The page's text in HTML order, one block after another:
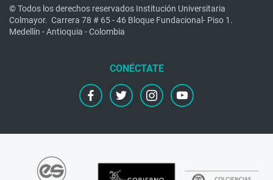
© Todos los derechos reservados Institución Universitaria
Colmayor. Carrera 78 # 65 - 46 Bloque Fundacional- Piso 1.
Medellín - Antioquia - Colombia